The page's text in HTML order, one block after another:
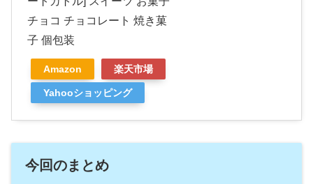
チョコ チョコレート 焼き菓
子 個包装
Amazon 楽天市場
Yahooショッピング
今回のまとめ